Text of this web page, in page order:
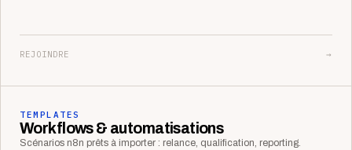
REJOINDRE →
TEMPLATES
Workflows & automatisations
Scénarios n8n prêts à importer : relance, qualification, reporting.